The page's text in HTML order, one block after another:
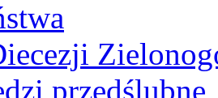
przedślubne